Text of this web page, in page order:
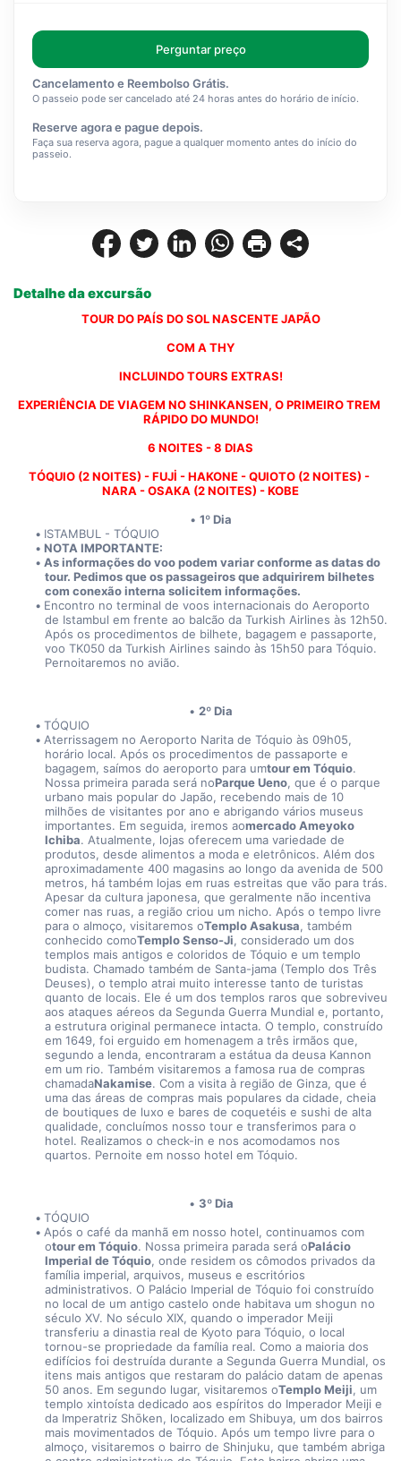
Detalhe da excursão
TOUR DO PAÍS DO SOL NASCENTE JAPÃO
COM A THY
INCLUINDO TOURS EXTRAS!
EXPERIÊNCIA DE VIAGEM NO SHINKANSEN, O PRIMEIRO TREM
RÁPIDO DO MUNDO!
6 NOITES - 8 DIAS
TÓQUIO (2 NOITES) - FUJİ - HAKONE - QUIOTO (2 NOITES) -
NARA - OSAKA (2 NOITES) - KOBE
1º Dia
ISTAMBUL - TÓQUIO
NOTA IMPORTANTE:
As informações do voo podem variar conforme as datas do
tour. Pedimos que os passageiros que adquirirem bilhetes
com conexão interna solicitem informações.
Encontro no terminal de voos internacionais do Aeroporto
de Istambul em frente ao balcão da Turkish Airlines às 12h50.
Após os procedimentos de bilhete, bagagem e passaporte,
voo TK050 da Turkish Airlines saindo às 15h50 para Tóquio.
Pernoitaremos no avião.
2º Dia
TÓQUIO
Aterrissagem no Aeroporto Narita de Tóquio às 09h05,
horário local. Após os procedimentos de passaporte e
bagagem, saímos do aeroporto para umtour em Tóquio.
Nossa primeira parada será noParque Ueno, que é o parque
urbano mais popular do Japão, recebendo mais de 10
milhões de visitantes por ano e abrigando vários museus
importantes. Em seguida, iremos aomercado Ameyoko
Ichiba. Atualmente, lojas oferecem uma variedade de
produtos, desde alimentos a moda e eletrônicos. Além dos
aproximadamente 400 magasins ao longo da avenida de 500
metros, há também lojas em ruas estreitas que vão para trás.
Apesar da cultura japonesa, que geralmente não incentiva
comer nas ruas, a região criou um nicho. Após o tempo livre
para o almoço, visitaremos oTemplo Asakusa, também
conhecido comoTemplo Senso-Ji, considerado um dos
templos mais antigos e coloridos de Tóquio e um templo
budista. Chamado também de Santa-jama (Templo dos Três
Deuses), o templo atrai muito interesse tanto de turistas
quanto de locais. Ele é um dos templos raros que sobreviveu
aos ataques aéreos da Segunda Guerra Mundial e, portanto,
a estrutura original permanece intacta. O templo, construído
em 1649, foi erguido em homenagem a três irmãos que,
segundo a lenda, encontraram a estátua da deusa Kannon
em um rio. Também visitaremos a famosa rua de compras
chamadaNakamise. Com a visita à região de Ginza, que é
uma das áreas de compras mais populares da cidade, cheia
de boutiques de luxo e bares de coquetéis e sushi de alta
qualidade, concluímos nosso tour e transferimos para o
hotel. Realizamos o check-in e nos acomodamos nos
quartos. Pernoite em nosso hotel em Tóquio.
3º Dia
TÓQUIO
Após o café da manhã em nosso hotel, continuamos com
otour em Tóquio. Nossa primeira parada será oPalácio
Imperial de Tóquio, onde residem os cômodos privados da
família imperial, arquivos, museus e escritórios
administrativos. O Palácio Imperial de Tóquio foi construído
no local de um antigo castelo onde habitava um shogun no
século XV. No século XIX, quando o imperador Meiji
transferiu a dinastia real de Kyoto para Tóquio, o local
tornou-se propriedade da família real. Como a maioria dos
edifícios foi destruída durante a Segunda Guerra Mundial, os
itens mais antigos que restaram do palácio datam de apenas
50 anos. Em segundo lugar, visitaremos oTemplo Meiji, um
templo xintoísta dedicado aos espíritos do Imperador Meiji e
da Imperatriz Shōken, localizado em Shibuya, um dos bairros
mais movimentados de Tóquio. Após um tempo livre para o
almoço, visitaremos o bairro de Shinjuku, que também abriga
Perguntar preço
Cancelamento e Reembolso Grátis.
O passeio pode ser cancelado até 24 horas antes do horário de início.
Reserve agora e pague depois.
Faça sua reserva agora, pague a qualquer momento antes do início do
passeio.